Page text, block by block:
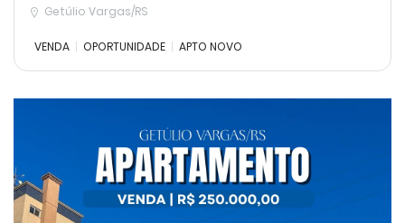
Getúlio Vargas/RS
VENDA OPORTUNIDADE APTO NOVO